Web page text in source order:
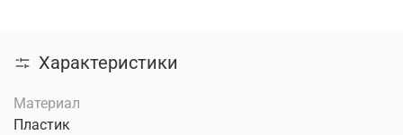
Характеристики
Материал
Пластик